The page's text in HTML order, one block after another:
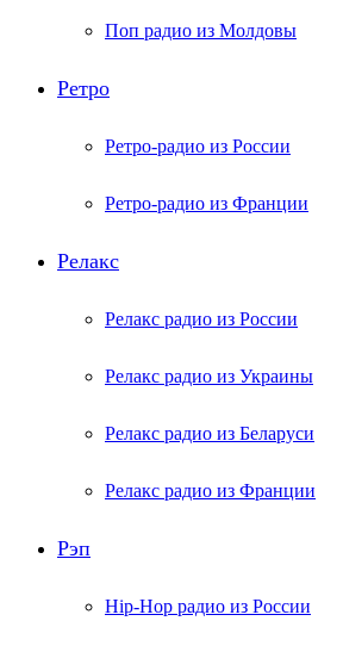
Поп радио из Молдовы
Ретро
Ретро-радио из России
Ретро-радио из Франции
Релакс
Релакс радио из России
Релакс радио из Украины
Релакс радио из Беларуси
Релакс радио из Франции
Рэп
Hip-Hop радио из России